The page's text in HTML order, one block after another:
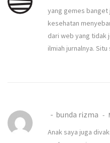
yang gemes banget
kesehatan
dari web yang tidak
ilmiah jurnalnya.
bunda rizma
Anak saya juga